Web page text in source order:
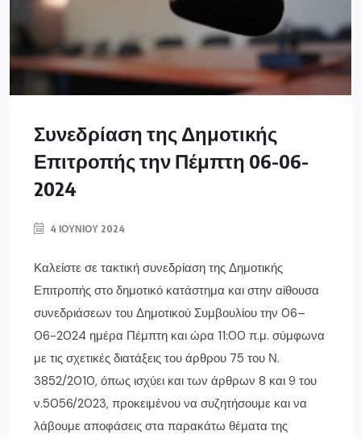
Συνεδρίαση της Δημοτικής
Επιτροπής την Πέμπτη 06-06-
2024
4 ΙΟΥΝΊΟΥ 2024
Καλείστε σε τακτική συνεδρίαση της Δημοτικής
Επιτροπής στο δημοτικό κατάστημα και στην αίθουσα
συνεδριάσεων του Δημοτικού Συμβουλίου την 06–
06-2024 ημέρα Πέμπτη και ώρα 11:00 π.μ. σύμφωνα
με τις σχετικές διατάξεις του άρθρου 75 του Ν.
3852/2010, όπως ισχύει και των άρθρων 8 και 9 του
ν.5056/2023, προκειμένου να συζητήσουμε και να
λάβουμε αποφάσεις στα παρακάτω θέματα της